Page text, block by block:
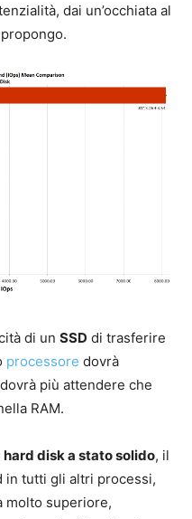
dai un’occhiata al
di un SSD di trasferire
processore dovrà
più attendere che
RAM.
hard disk a stato solido, il
in tutti gli altri processi,
molto superiore,